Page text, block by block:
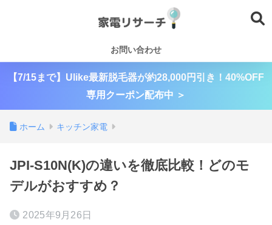
お問い合わせ
【7/15まで】Ulike最新脱毛器が約28,000円引き！40%OFF
専用クーポン配布中 ＞
ホーム キッチン家電
JPI-S10N(K)の違いを徹底比較！どのモ
デルがおすすめ？
2025年9月26日